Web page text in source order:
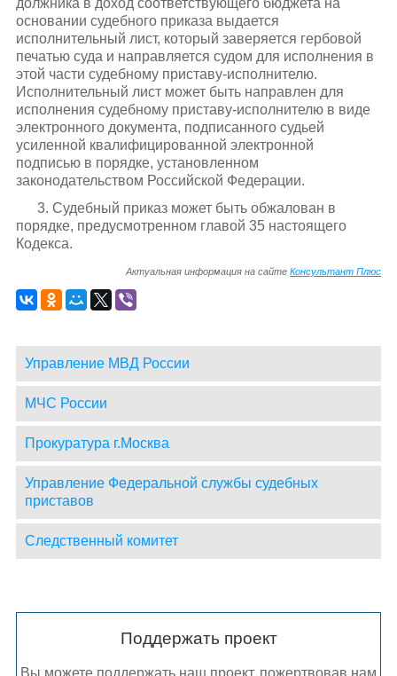
основании судебного приказа выдается
исполнительный лист, который заверяется гербовой
печатью суда и направляется судом для исполнения в
этой части судебному приставу-исполнителю.
Исполнительный лист может быть направлен для
исполнения судебному приставу-исполнителю в виде
электронного документа, подписанного судьей
усиленной квалифицированной электронной
подписью в порядке, установленном
законодательством Российской Федерации.
3. Судебный приказ может быть обжалован в
порядке, предусмотренном главой 35 настоящего
Кодекса.
Актуальная информация на сайтеКонсультант Плюс
Управление МВД России
МЧС России
Прокуратура г.Москва
Управление Федеральной службы судебных
приставов
Следственный комитет
Поддержать проект
Вы можете поддержать наш проект, пожертвовав нам